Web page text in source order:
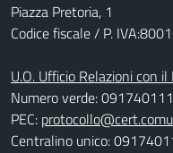
Piazza Pretoria, 1
Codice fiscale / P.
U.O. Ufficio Relazioni con il
Numero verde:
PEC:
Centralino unico: